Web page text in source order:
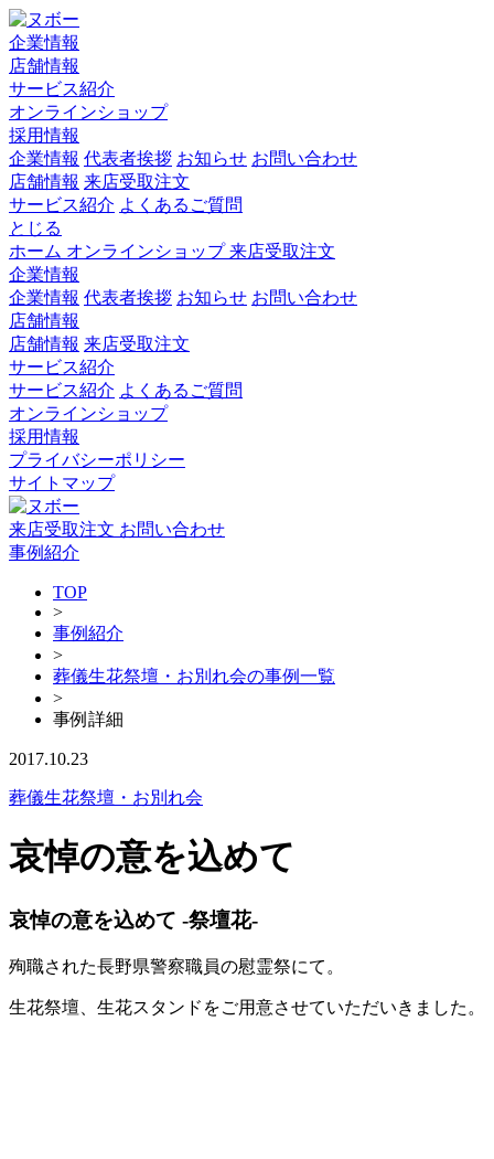
企業情報
店舗情報
サービス紹介
オンラインショップ
採用情報
企業情報 代表者挨拶 お知らせ お問い合わせ
店舗情報 来店受取注文
サービス紹介 よくあるご質問
とじる
ホーム オンラインショップ来店受取注文
企業情報
企業情報 代表者挨拶 お知らせ お問い合わせ
店舗情報
店舗情報 来店受取注文
サービス紹介
サービス紹介 よくあるご質問
オンラインショップ
採用情報
プライバシーポリシー
サイトマップ
来店受取注文 お問い合わせ
事例紹介
TOP
>
事例紹介
>
葬儀生花祭壇・お別れ会の事例一覧
>
事例詳細
2017.10.23
葬儀生花祭壇・お別れ会
哀悼の意を込めて
哀悼の意を込めて -祭壇花-
殉職された長野県警察職員の慰霊祭にて。
生花祭壇、生花スタンドをご用意させていただいきました。